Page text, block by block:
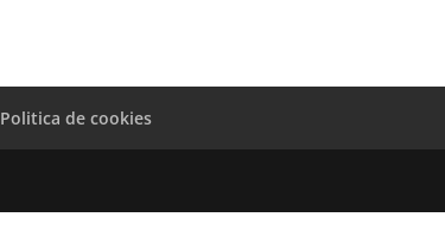
Politica de cookies